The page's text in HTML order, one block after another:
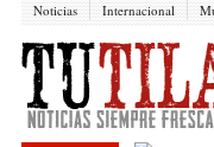
Noticias Internacional